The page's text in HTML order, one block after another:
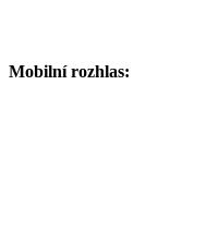
Mobilní rozhlas: